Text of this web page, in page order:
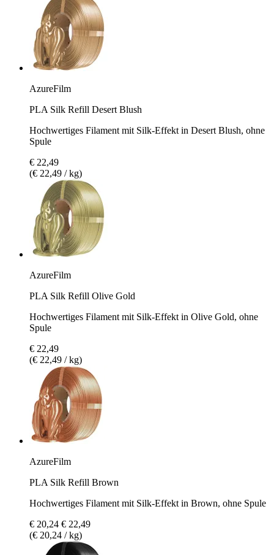
AzureFilm
PLA Silk Refill Desert Blush
Hochwertiges Filament mit Silk-Effekt in Desert Blush, ohne
Spule
€ 22,49
(€ 22,49 / kg)
AzureFilm
PLA Silk Refill Olive Gold
Hochwertiges Filament mit Silk-Effekt in Olive Gold, ohne
Spule
€ 22,49
(€ 22,49 / kg)
AzureFilm
PLA Silk Refill Brown
Hochwertiges Filament mit Silk-Effekt in Brown, ohne Spule
€ 20,24 € 22,49
(€ 20,24 / kg)